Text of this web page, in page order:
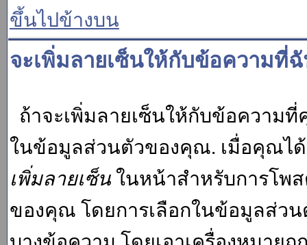
ขึ้นไปข้างบน
จะเพิ่มลายเซ็นให้กับข้อความที่
ถ้าจะเพิ่มลายเซ็นให้กับข้อความ
ในข้อมูลส่วนตัวของคุณ. เมื่อคุณไ
เพิ่มลายเซ็น ในหน้าสำหรับการโพ
ของคุณ โดยการเลือกในข้อมูลส่ว